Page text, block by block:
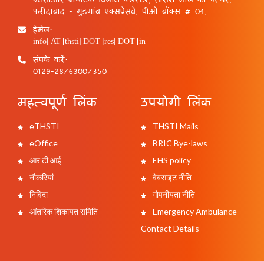
फरीदाबाद - गुड़गांव एक्सप्रेसवे, पीओ बॉक्स # 04,
ईमेल:
info[AT]thsti[DOT]res[DOT]in
संपर्क करें:
0129-2876300/350
महत्वपूर्ण लिंक
eTHSTI
eOffice
आर टी आई
नौकरियां
निविदा
आंतरिक शिकायत समिति
उपयोगी लिंक
THSTI Mails
BRIC Bye-laws
EHS policy
वेबसाइट नीति
गोपनीयता नीति
Emergency Ambulance
Contact Details